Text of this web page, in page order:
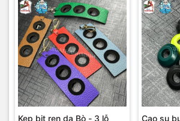
Kẹp bịt ren da Bò - 3 lỗ
Cao su